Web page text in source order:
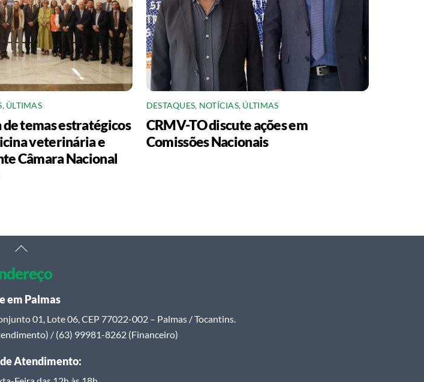
, ÚLTIMAS
temas estratégicos
veterinária e
Câmara Nacional
DESTAQUES, NOTÍCIAS, ÚLTIMAS
CRMV-TO discute ações em
Comissões Nacionais
Back
Top
em Palmas
01, Lote 06, CEP 77022-002 – Palmas / Tocantins.
/ (63) 99981-8262 (Financeiro)
Atendimento: